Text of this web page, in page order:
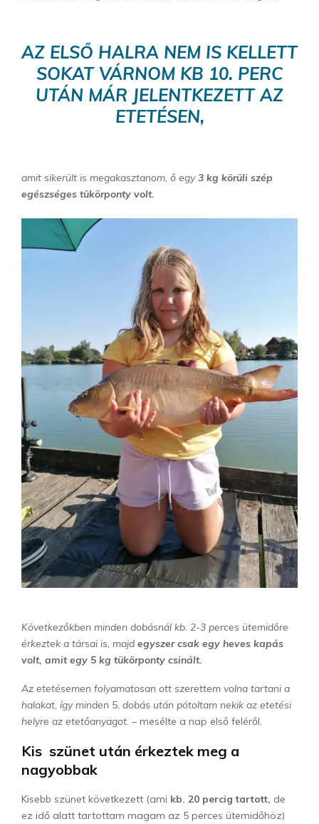
AZ ELSŐ HALRA NEM IS KELLETT
SOKAT VÁRNOM KB 10. PERC
UTÁN MÁR JELENTKEZETT AZ
ETETÉSEN,
amit sikerült is megakasztanom, ő egy3 kg körüli szép
egészséges tükörponty volt.
Következőkben minden dobásnál kb. 2-3 perces ütemidőre
érkeztek a társai is, majd egyszer csak egy heves kapás
volt, amit egy 5 kg tükörponty csinált.
Az etetésemen folyamatosan ott szerettem volna tartani a
halakat, így minden 5. dobás után pótoltam nekik az etetési
helyre az etetőanyagot. – mesélte a nap első feléről
Kis szünet után érkeztek meg a
nagyobbak
Kisebb szünet következett (ami kb. 20 percig tartott, de
ez idő alatt tartottam magam az 5 perces ütemidőhöz)